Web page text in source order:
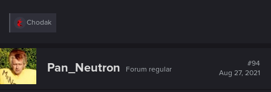
R
c
t
i
Chodak
Pan_Neutron Forum regular
#94
Aug 27, 2021